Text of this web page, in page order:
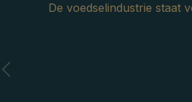
De voedselindustrie staat